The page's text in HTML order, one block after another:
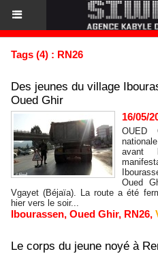
Tags (4) : RN26
Des jeunes du village
Oued Ghir
16/05/
OUED
avant
Oued
Vgayet (Béjaïa). La route a été
hier vers le soir...
Ibourassen, Oued Ghir, RN26,
Le corps du jeune noyé à